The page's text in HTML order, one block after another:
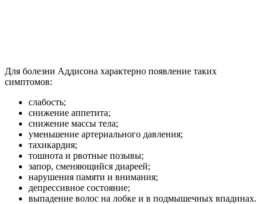
Для болезни Аддисона характерно появление таких
симптомов:
слабость;
снижение аппетита;
снижение массы тела;
уменьшение артериального давления;
тахикардия;
тошнота и рвотные позывы;
запор, сменяющийся диареей;
нарушения памяти и внимания;
депрессивное состояние;
выпадение волос на лобке и в подмышечных впадинах.